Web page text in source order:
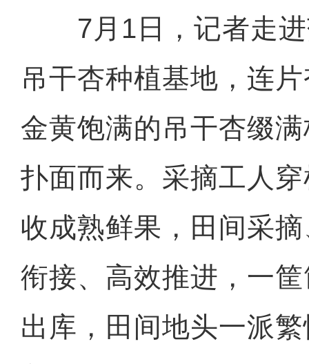
7月1日，记者走进
吊干杏种植基地，连
金黄饱满的吊干杏缀
扑面而来。采摘工人
收成熟鲜果，田间采
衔接、高效推进，一
出库，田间地头一派